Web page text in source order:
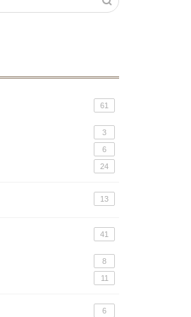
61
3
6
24
13
41
8
11
6